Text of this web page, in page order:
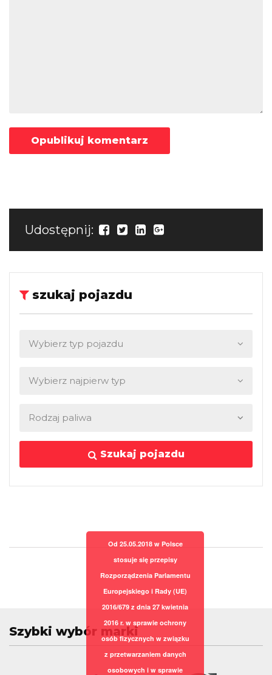
Udostępnij:
szukaj pojazdu
Szukaj pojazdu
Szybki wybór marki
Od 25.05.2018 w Polsce
stosuje się przepisy
Rozporządzenia Parlamentu
Europejskiego i Rady (UE)
2016/679 z dnia 27 kwietnia
2016 r. w sprawie ochrony
osób fizycznych w związku
z przetwarzaniem danych
osobowych i w sprawie